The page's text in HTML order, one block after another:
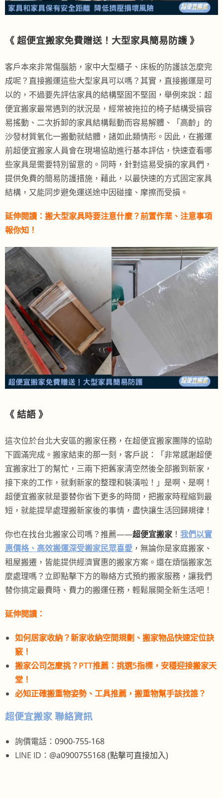
《 超便宜搬家免費贈送！大型家具簡易防護 》
客戶本來非常傷腦筋，家中大型櫃子、床板的防護該怎麼完
成呢？直接搬運這些大型家具可以嗎？其實，直接搬運是可
以的，不過要先評估家具的結構堅固不堅固，舉例來說：超
便宜搬家最常遇到的狀況是，經常被拖拉的椅子結構受損容
易搖動、二次拆卸的家具結構鬆動而容易解體、「高齡」的
沙發材質氧化一搬動就結體，諸如此類情形。因此，在搬運
前超便宜搬家人員會在現場協助進行基本評估，快速查看哪
些家具是需要特別留意的。同時，針對這易受損的家具們，
提供免費的簡易防護措施，藉此，以最快速的方式固定家具
結構，又能同步避免運送途中因碰撞、摩擦而受損。
延伸閱讀： 搬大型家具時要注意什麼？前置作業、注意事項
報你知！
《 結語 》
這次位於台北大安區的搬家任務，在超便宜搬家團隊的協助
下圓滿完成。搬家結束的那一刻，客戶説：「非常感謝超便
宜搬家壯丁的幫忙，三兩下把舊家清空然後全部搬到新家，
接下來的工作，就剩新家的整理和裝潢啦！」是啊、是啊！
超便宜搬家就是要替你省下更多的時間，把搬家時程縮到最
短，就能提早處理搬新家後的事情，盡快讓生活回歸規律！
你也在找台北搬家公司嗎？推薦——超便宜搬家 ！ 我們以實
惠價格、高效搬運深受搬家民眾喜愛 ，無論你是家庭搬家、
租屋搬遷，皆能提供經濟實惠的搬家方案。還在煩惱搬家怎
麼處理嗎？立即點擊下方的聯絡方式預約搬家服務，讓我們
替你搞定最費時、費力的搬運任務，輕鬆展開全新生活吧！
延伸閱讀：
如何居家收納？新家收納空間規劃、搬家物品快速定位訣
竅！
搬家公司怎麼挑？PTT推薦：挑選5指標，安穩迎接搬家天
堂！
必知正確搬重物姿勢、工具推薦，搬重物幫手該找誰？
超便宜搬家 聯絡資訊
詢價電話： 0900-755-168
LINE ID： @a0900755168 (點擊可直接加入)